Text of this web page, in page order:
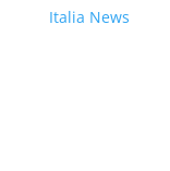
Italia News